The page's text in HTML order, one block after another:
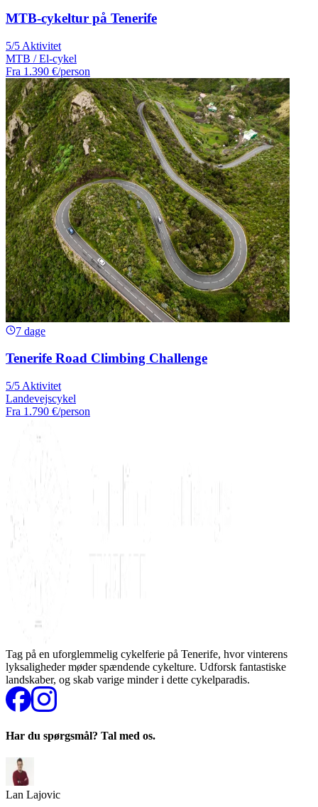
MTB-cykeltur på Tenerife
5/5 Aktivitet
MTB / El-cykel
Fra 1.390 €/person
7 dage
Tenerife Road Climbing Challenge
5/5 Aktivitet
Landevejscykel
Fra 1.790 €/person
Tag på en uforglemmelig cykelferie på Tenerife, hvor vinterens
lyksaligheder møder spændende cykelture. Udforsk fantastiske
landskaber, og skab varige minder i dette cykelparadis.
Har du spørgsmål? Tal med os.
Lan Lajovic